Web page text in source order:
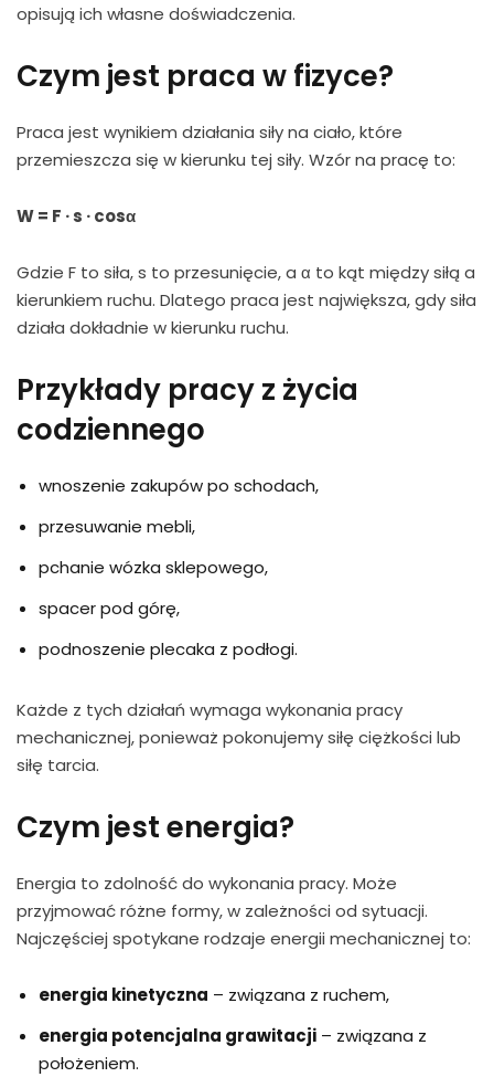
opisują ich własne doświadczenia.
Czym jest praca w fizyce?
Praca jest wynikiem działania siły na ciało, które
przemieszcza się w kierunku tej siły. Wzór na pracę to:
W = F · s · cosα
Gdzie F to siła, s to przesunięcie, a α to kąt między siłą a
kierunkiem ruchu. Dlatego praca jest największa, gdy siła
działa dokładnie w kierunku ruchu.
Przykłady pracy z życia
codziennego
wnoszenie zakupów po schodach,
przesuwanie mebli,
pchanie wózka sklepowego,
spacer pod górę,
podnoszenie plecaka z podłogi.
Każde z tych działań wymaga wykonania pracy
mechanicznej, ponieważ pokonujemy siłę ciężkości lub
siłę tarcia.
Czym jest energia?
Energia to zdolność do wykonania pracy. Może
przyjmować różne formy, w zależności od sytuacji.
Najczęściej spotykane rodzaje energii mechanicznej to:
energia kinetyczna – związana z ruchem,
energia potencjalna grawitacji – związana z
położeniem.